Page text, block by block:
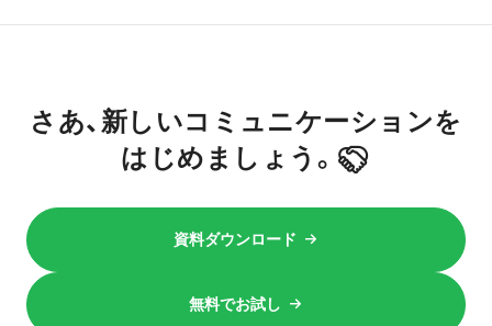
さあ、新しいコミュニケーションを
はじめましょう。
資料ダウンロード
無料でお試し